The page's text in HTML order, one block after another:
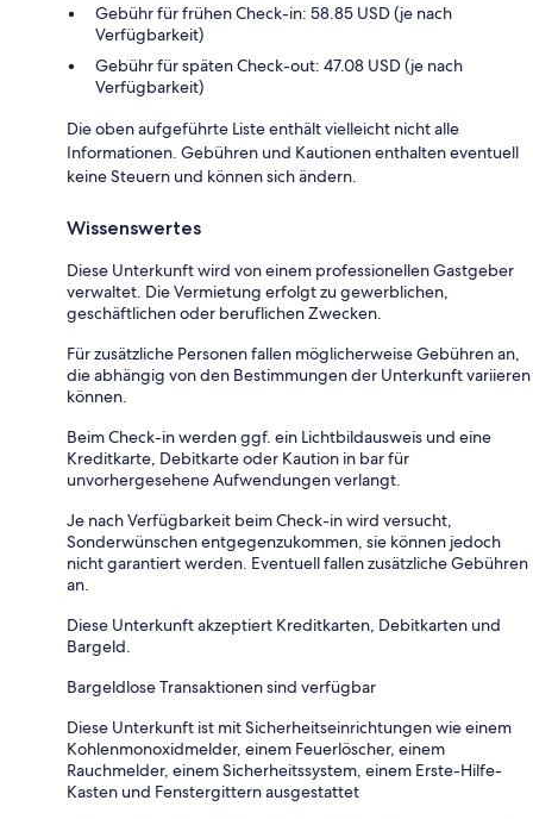
Gebühr für frühen Check-in: 58.85 USD (je nach
Verfügbarkeit)
Gebühr für späten Check-out: 47.08 USD (je nach
Verfügbarkeit)
Die oben aufgeführte Liste enthält vielleicht nicht alle
Informationen. Gebühren und Kautionen enthalten eventuell
keine Steuern und können sich ändern.
Wissenswertes
Diese Unterkunft wird von einem professionellen Gastgeber
verwaltet. Die Vermietung erfolgt zu gewerblichen,
geschäftlichen oder beruflichen Zwecken.
Für zusätzliche Personen fallen möglicherweise Gebühren an,
die abhängig von den Bestimmungen der Unterkunft variieren
können.
Beim Check-in werden ggf. ein Lichtbildausweis und eine
Kreditkarte, Debitkarte oder Kaution in bar für
unvorhergesehene Aufwendungen verlangt.
Je nach Verfügbarkeit beim Check-in wird versucht,
Sonderwünschen entgegenzukommen, sie können jedoch
nicht garantiert werden. Eventuell fallen zusätzliche Gebühren
an.
Diese Unterkunft akzeptiert Kreditkarten, Debitkarten und
Bargeld.
Bargeldlose Transaktionen sind verfügbar
Diese Unterkunft ist mit Sicherheitseinrichtungen wie einem
Kohlenmonoxidmelder, einem Feuerlöscher, einem
Rauchmelder, einem Sicherheitssystem, einem Erste-Hilfe-
Kasten und Fenstergittern ausgestattet